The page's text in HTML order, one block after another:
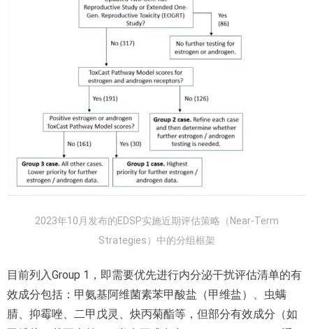
2023年10月发布的EDSP实施近期评估策略（Near-Term
Strategies）中的分组框架
目前列入Group 1，即需要优先进行内分泌干扰评估清单的有
效成分包括：甲氨基阿维菌素苯甲酸盐（甲维盐）、虫螨
腈、抑霉唑、二甲戊灵、炔丙菊酯等，但部分有效成分（如